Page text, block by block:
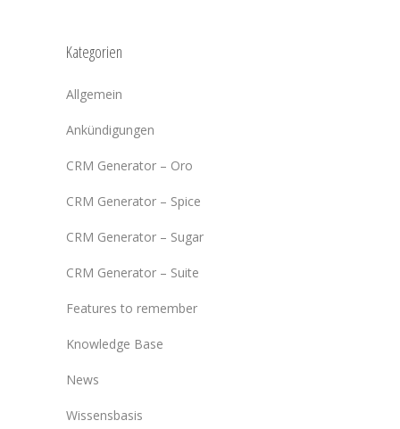
Kategorien
Allgemein
Ankündigungen
CRM Generator – Oro
CRM Generator – Spice
CRM Generator – Sugar
CRM Generator – Suite
Features to remember
Knowledge Base
News
Wissensbasis